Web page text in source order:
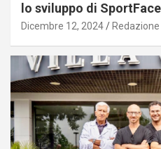
lo sviluppo di SportFace
Dicembre 12, 2024